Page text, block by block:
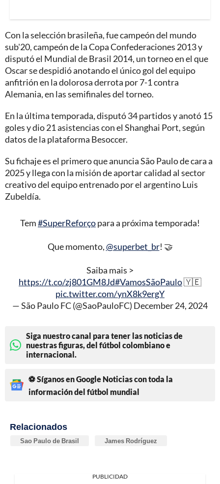
Con la selección brasileña, fue campeón del mundo
sub'20, campeón de la Copa Confederaciones 2013 y
disputó el Mundial de Brasil 2014, un torneo en el que
Oscar se despidió anotando el único gol del equipo
anfitrión en la dolorosa derrota por 7-1 contra
Alemania, en las semifinales del torneo.
En la última temporada, disputó 34 partidos y anotó 15
goles y dio 21 asistencias con el Shanghai Port, según
datos de la plataforma Besoccer.
Su fichaje es el primero que anuncia São Paulo de cara a
2025 y llega con la misión de aportar calidad al sector
creativo del equipo entrenado por el argentino Luis
Zubeldía.
Tem#SuperReforçopara a próxima temporada!
Que momento,@superbet_br! 🤝
Saiba mais >
https://t.co/zj801GM8Jd#VamosSãoPaulo🇾🇪
pic.twitter.com/ynX8k9ergY
— São Paulo FC (@SaoPauloFC) December 24, 2024
Siga nuestro canal para tener las noticias de
nuestras figuras, del fútbol colombiano e
internacional.
⚽ Síganos en Google Noticias con toda la
información del fútbol mundial
Relacionados
Sao Paulo de Brasil James Rodríguez
PUBLICIDAD